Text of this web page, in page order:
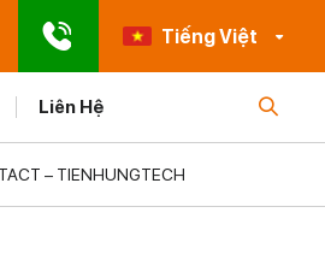
Tiếng Việt
Liên Hệ
– TIENHUNGTECH